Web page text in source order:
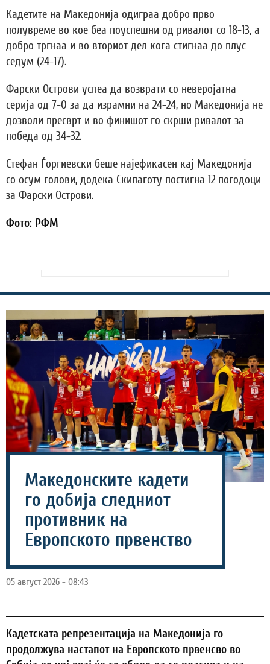
Кадетите на Македонија одиграа добро прво
полувреме во кое беа поуспешни од ривалот со 18-13, а
добро тргнаа и во вториот дел кога стигнаа до плус
седум (24-17).
Фарски Острови успеа да возврати со неверојатна
серија од 7-0 за да израмни на 24-24, но Македонија не
дозволи пресврт и во финишот го скрши ривалот за
победа од 34-32.
Стефан Ѓоргиевски беше најефикасен кај Македонија
со осум голови, додека Скипаготу постигна 12 погодоци
за Фарски Острови.
Фото: РФМ
Македонските кадети
го добија следниот
противник на
Европското првенство
05 август 2026 - 08:43
Кадетската репрезентација на Македонија го
продолжува настапот на Европското првенсво во